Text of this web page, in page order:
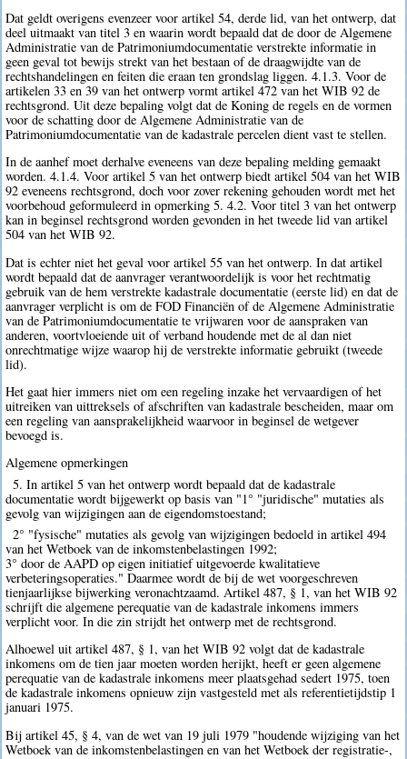
Dat geldt overigens evenzeer voor artikel 54, derde lid, van het ontwerp, dat
deel uitmaakt van titel 3 en waarin wordt bepaald dat de door de Algemene
Administratie van de Patrimoniumdocumentatie verstrekte informatie in
geen geval tot bewijs strekt van het bestaan of de draagwijdte van de
rechtshandelingen en feiten die eraan ten grondslag liggen. 4.1.3. Voor de
artikelen 33 en 39 van het ontwerp vormt artikel 472 van het WIB 92 de
rechtsgrond. Uit deze bepaling volgt dat de Koning de regels en de vormen
voor de schatting door de Algemene Administratie van de
Patrimoniumdocumentatie van de kadastrale percelen dient vast te stellen.
In de aanhef moet derhalve eveneens van deze bepaling melding gemaakt
worden. 4.1.4. Voor artikel 5 van het ontwerp biedt artikel 504 van het WIB
92 eveneens rechtsgrond, doch voor zover rekening gehouden wordt met het
voorbehoud geformuleerd in opmerking 5. 4.2. Voor titel 3 van het ontwerp
kan in beginsel rechtsgrond worden gevonden in het tweede lid van artikel
504 van het WIB 92.
Dat is echter niet het geval voor artikel 55 van het ontwerp. In dat artikel
wordt bepaald dat de aanvrager verantwoordelijk is voor het rechtmatig
gebruik van de hem verstrekte kadastrale documentatie (eerste lid) en dat de
aanvrager verplicht is om de FOD Financiën of de Algemene Administratie
van de Patrimoniumdocumentatie te vrijwaren voor de aanspraken van
anderen, voortvloeiende uit of verband houdende met de al dan niet
onrechtmatige wijze waarop hij de verstrekte informatie gebruikt (tweede
lid).
Het gaat hier immers niet om een regeling inzake het vervaardigen of het
uitreiken van uittreksels of afschriften van kadastrale bescheiden, maar om
een regeling van aansprakelijkheid waarvoor in beginsel de wetgever
bevoegd is.
Algemene opmerkingen
5. In artikel 5 van het ontwerp wordt bepaald dat de kadastrale
documentatie wordt bijgewerkt op basis van "1° "juridische" mutaties als
gevolg van wijzigingen aan de eigendomstoestand;
2° "fysische" mutaties als gevolg van wijzigingen bedoeld in artikel 494
van het Wetboek van de inkomstenbelastingen 1992;
3° door de AAPD op eigen initiatief uitgevoerde kwalitatieve
verbeteringsoperaties." Daarmee wordt de bij de wet voorgeschreven
tienjaarlijkse bijwerking veronachtzaamd. Artikel 487, § 1, van het WIB 92
schrijft die algemene perequatie van de kadastrale inkomens immers
verplicht voor. In die zin strijdt het ontwerp met de rechtsgrond.
Alhoewel uit artikel 487, § 1, van het WIB 92 volgt dat de kadastrale
inkomens om de tien jaar moeten worden herijkt, heeft er geen algemene
perequatie van de kadastrale inkomens meer plaatsgehad sedert 1975, toen
de kadastrale inkomens opnieuw zijn vastgesteld met als referentietijdstip 1
januari 1975.
Bij artikel 45, § 4, van de wet van 19 juli 1979 "houdende wijziging van het
Wetboek van de inkomstenbelastingen en van het Wetboek der registratie-,